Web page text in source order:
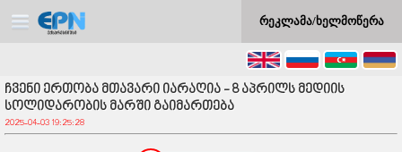
რეკლამა/ხელმოწერა
ჩვენი ერთობა მთავარი იარაღია - 8 აპრილს მედიის
სოლიდარობის მარში გაიმართება
2025-04-03 19:25:28